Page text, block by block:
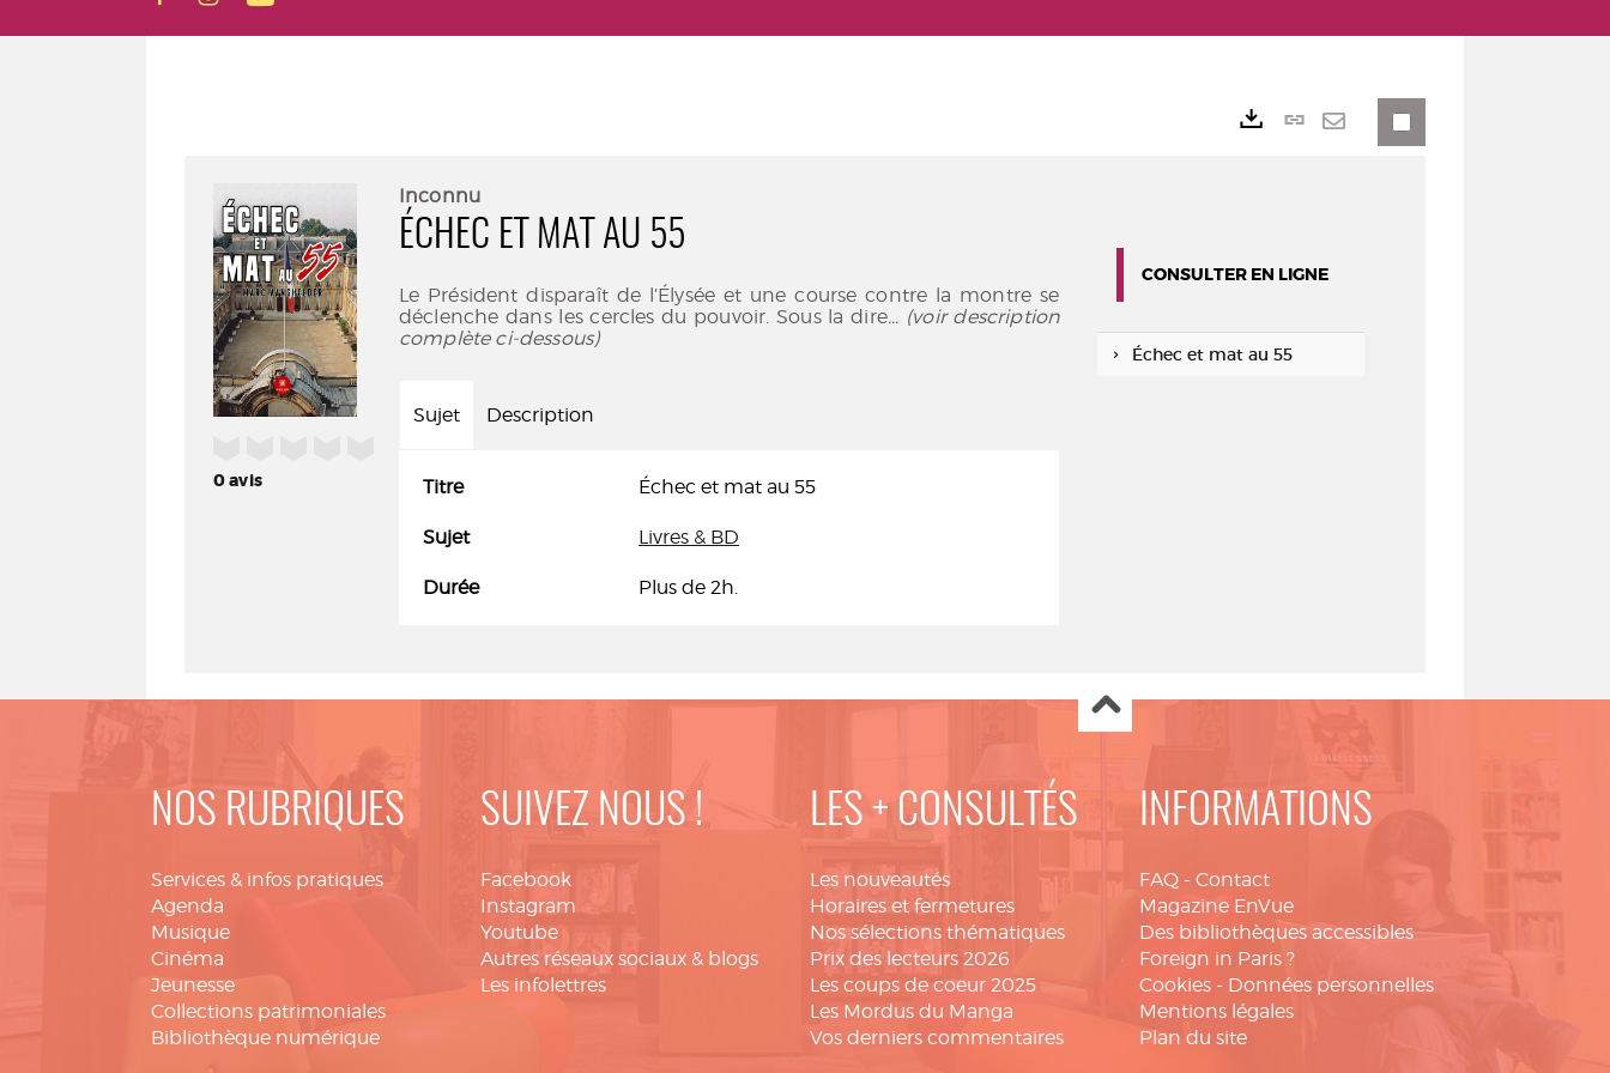
0avis
Inconnu
ÉCHEC ET MAT AU 55
Le Président disparaît de l’Élysée et une course contre la montre se
déclenche dans les cercles du pouvoir. Sous la dire... (voir description
complète ci-dessous)
Sujet Description
Titre Échec et mat au 55
Sujet Livres & BD
Durée Plus de 2h.
Lien
CONSULTER EN LIGNE
Échec et mat au 55
NOS RUBRIQUES
Services & infos pratiques
Agenda
Musique
Cinéma
Jeunesse
Collections patrimoniales
Bibliothèque numérique
SUIVEZ NOUS !
Facebook
Instagram
Youtube
Autres réseaux sociaux & blogs
Les infolettres
LES + CONSULTÉS
Les nouveautés
Horaires et fermetures
Nos sélections thématiques
Prix des lecteurs 2026
Les coups de coeur 2025
Les Mordus du Manga
Vos derniers commentaires
INFORMATIONS
FAQ - Contact
Magazine EnVue
Des bibliothèques accessibles
Foreign in Paris ?
Cookies - Données personnelles
Mentions légales
Plan du site